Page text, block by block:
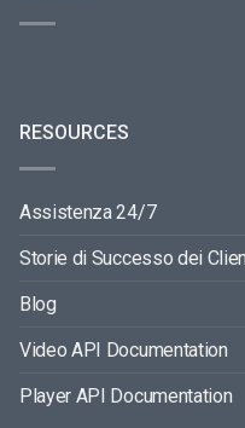
RESOURCES
Assistenza 24/7
Storie di Successo dei
Blog
Video API Documentation
Player API Documentation